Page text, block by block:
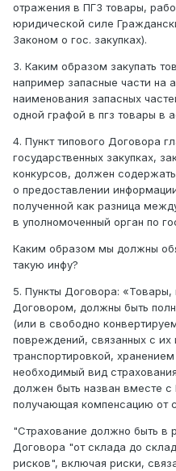
отражения в ПГЗ товары,
юридической силе
Законом о гос. закупках).
3. Каким образом закупать
например запасные части на
наименования запасных
одной графой в пгз товары в
4. Пункт типового Договора
государственных закупках,
конкурсов, должен
о предоставлении
полученной как разница
в уполномоченный орган по
Каким образом мы должны
такую инфу?
5. Пункты Договора:
Договором, должны быть
(или в свободно
повреждений, связанных с их
транспортировкой,
необходимый вид
должен быть назван вместе
получающая компенсацию от
"Страхование должно быть в
Договора "от склада до
рисков", включая риски,